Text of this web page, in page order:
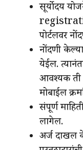
सूर्योदय
पोर्टलवर
नोंदणी
येईल.
आवश्यक ती
मोबाईल
संपूर्ण
लागेल.
अर्ज दाखल